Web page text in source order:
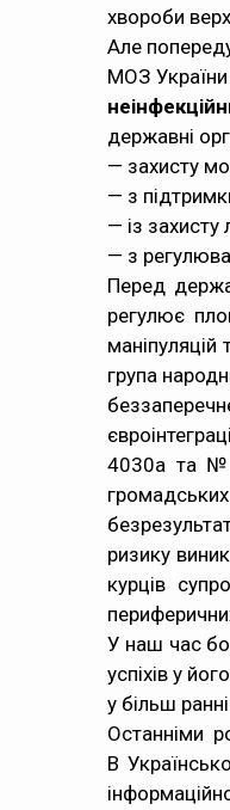
хвороби
Але
МОЗ України
державні
— захисту
— з
— із захисту
— з
Перед
регулює
група
4030а та №
ризику
курців
У наш час
успіхів у
у більш
Останніми
В